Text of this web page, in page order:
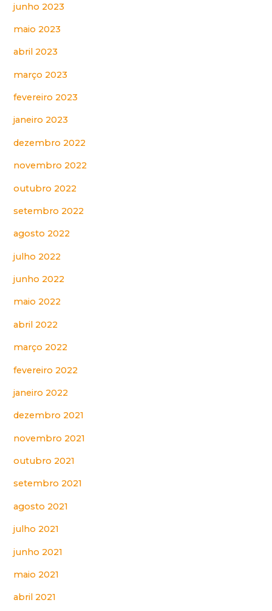
junho 2023
maio 2023
abril 2023
março 2023
fevereiro 2023
janeiro 2023
dezembro 2022
novembro 2022
outubro 2022
setembro 2022
agosto 2022
julho 2022
junho 2022
maio 2022
abril 2022
março 2022
fevereiro 2022
janeiro 2022
dezembro 2021
novembro 2021
outubro 2021
setembro 2021
agosto 2021
julho 2021
junho 2021
maio 2021
abril 2021